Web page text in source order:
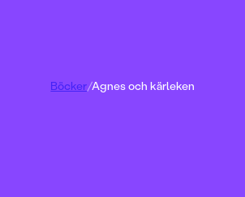
Böcker/Agnes och kärleken